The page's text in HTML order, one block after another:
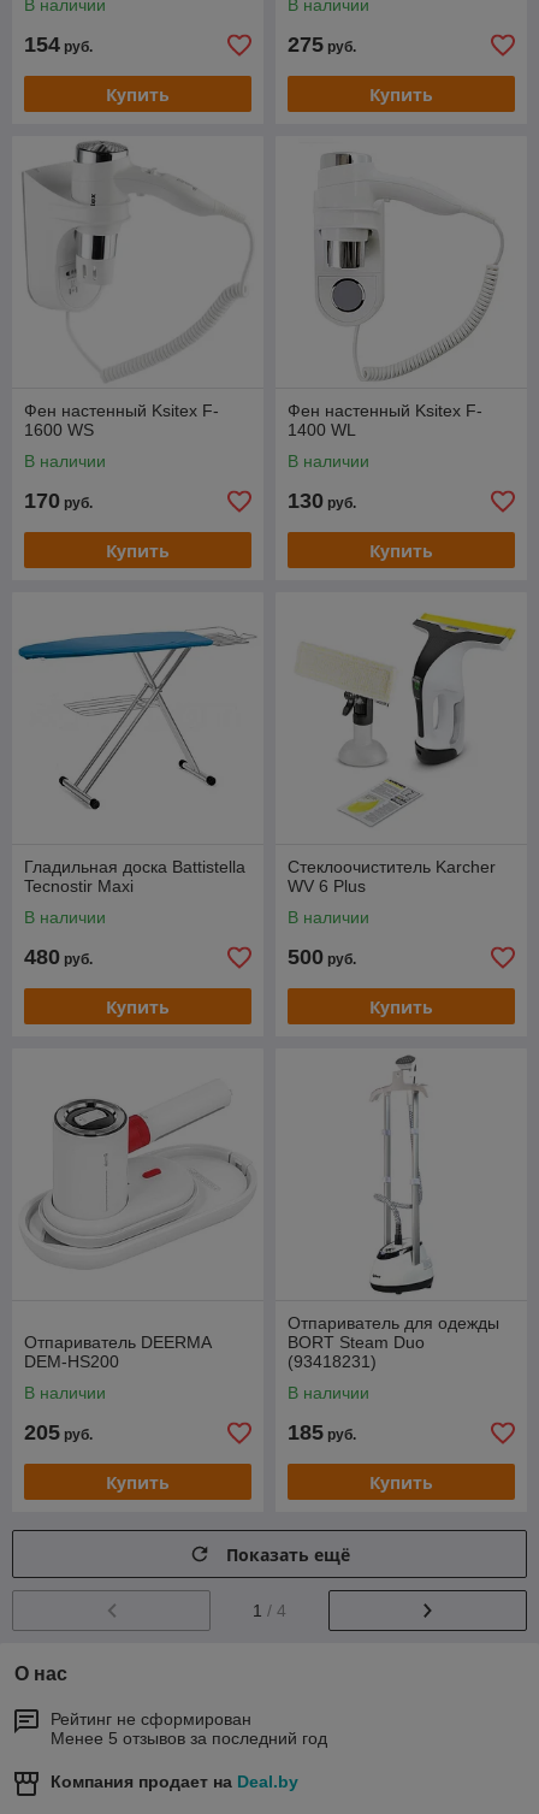
В наличии
154 руб.
Купить
В наличии
275 руб.
Купить
Фен настенный Ksitex F-
1600 WS
В наличии
170 руб.
Купить
Фен настенный Ksitex F-
1400 WL
В наличии
130 руб.
Купить
Гладильная доска Battistella
Tecnostir Maxi
В наличии
480 руб.
Купить
Стеклоочиститель Karcher
WV 6 Plus
В наличии
500 руб.
Купить
Отпариватель DEERMA
DEM-HS200
В наличии
205 руб.
Купить
Отпариватель для одежды
BORT Steam Duo
(93418231)
В наличии
185 руб.
Купить
Показать ещё
1 / 4
О нас
Рейтинг не сформирован
Менее 5 отзывов за последний год
Компания продает на Deal.by